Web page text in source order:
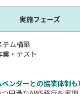
実施フェーズ
テム構築
業・テスト
ンダーとの協業体制も